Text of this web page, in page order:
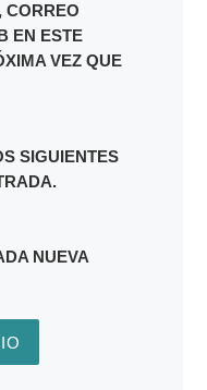
CORREO
EN ESTE
VEZ QUE
SIGUIENTES
NUEVA